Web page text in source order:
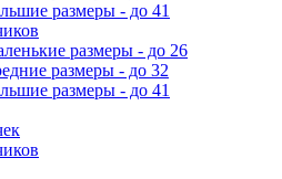
размеры - до 41
размеры - до 26
размеры - до 32
размеры - до 41